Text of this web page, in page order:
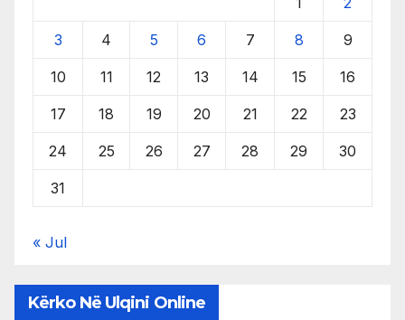
3 4 5 6 7 8 9
10 11 12 13 14 15 16
17 18 19 20 21 22 23
24 25 26 27 28 29 30
31
« Jul
Kërko Në Ulqini Online